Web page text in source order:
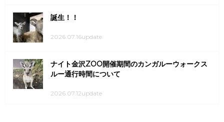
誕生！！
2026.07.16update
ナイト金沢ZOO開催期間のカンガルーウォークス
ルー通行時間について
2026.07.12update